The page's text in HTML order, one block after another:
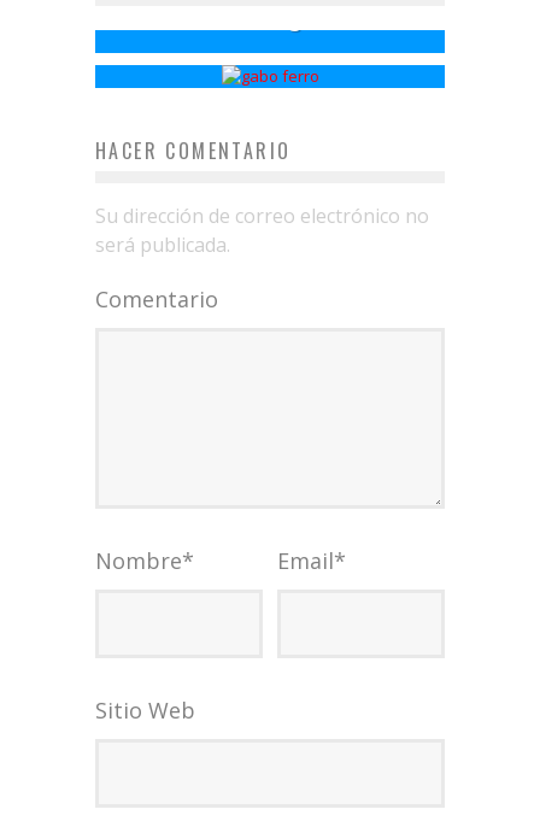
Gabo Ferro
HACER COMENTARIO
Su dirección de correo electrónico no
será publicada.
Comentario
Nombre* Email*
Sitio Web